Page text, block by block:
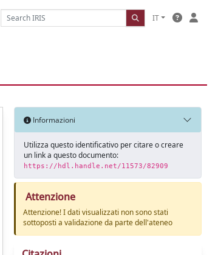
IT
Informazioni
Utilizza questo identificativo per citare o creare
un link a questo documento:
https://hdl.handle.net/11573/82909
Attenzione
Attenzione! I dati visualizzati non sono stati
sottoposti a validazione da parte dell'ateneo